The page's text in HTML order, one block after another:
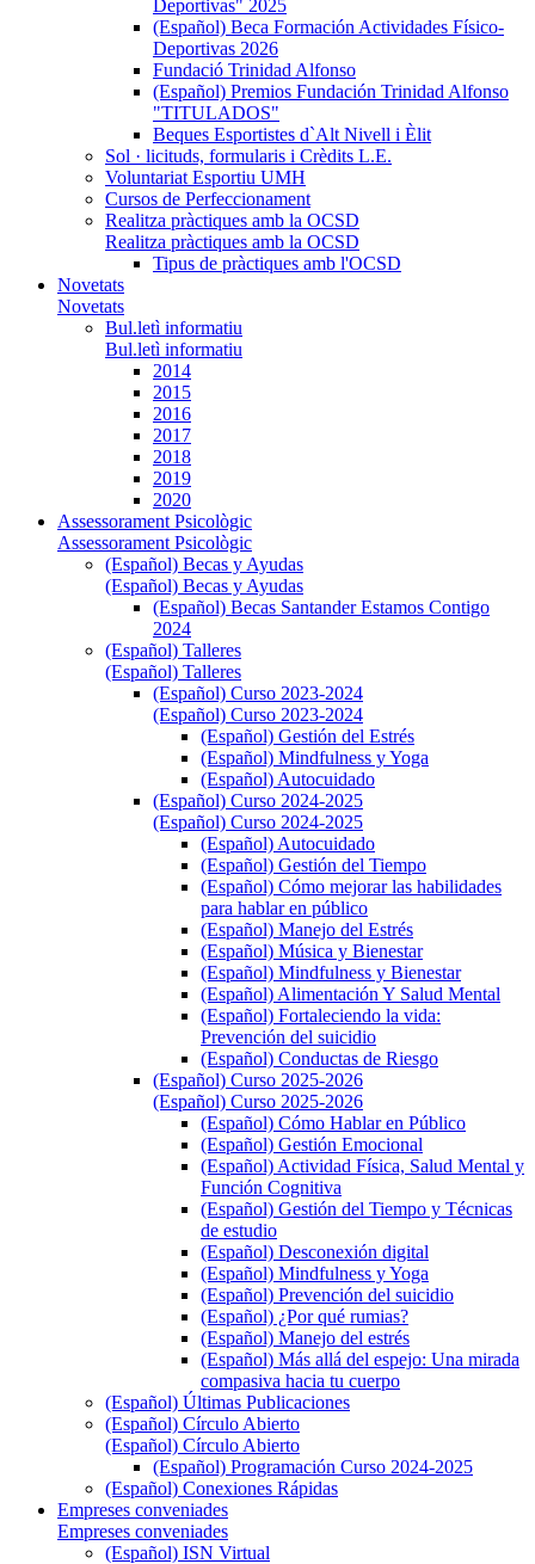
Deportivas" 2025
(Español) Beca Formación Actividades Físico-
Deportivas 2026
Fundació Trinidad Alfonso
(Español) Premios Fundación Trinidad Alfonso
"TITULADOS"
Beques Esportistes d`Alt Nivell i Èlit
Sol · licituds, formularis i Crèdits L.E.
Voluntariat Esportiu UMH
Cursos de Perfeccionament
Realitza pràctiques amb la OCSD
Realitza pràctiques amb la OCSD
Tipus de pràctiques amb l'OCSD
Novetats
Novetats
Bul.letì informatiu
Bul.letì informatiu
2014
2015
2016
2017
2018
2019
2020
Assessorament Psicològic
Assessorament Psicològic
(Español) Becas y Ayudas
(Español) Becas y Ayudas
(Español) Becas Santander Estamos Contigo
2024
(Español) Talleres
(Español) Talleres
(Español) Curso 2023-2024
(Español) Curso 2023-2024
(Español) Gestión del Estrés
(Español) Mindfulness y Yoga
(Español) Autocuidado
(Español) Curso 2024-2025
(Español) Curso 2024-2025
(Español) Autocuidado
(Español) Gestión del Tiempo
(Español) Cómo mejorar las habilidades
para hablar en público
(Español) Manejo del Estrés
(Español) Música y Bienestar
(Español) Mindfulness y Bienestar
(Español) Alimentación Y Salud Mental
(Español) Fortaleciendo la vida:
Prevención del suicidio
(Español) Conductas de Riesgo
(Español) Curso 2025-2026
(Español) Curso 2025-2026
(Español) Cómo Hablar en Público
(Español) Gestión Emocional
(Español) Actividad Física, Salud Mental y
Función Cognitiva
(Español) Gestión del Tiempo y Técnicas
de estudio
(Español) Desconexión digital
(Español) Mindfulness y Yoga
(Español) Prevención del suicidio
(Español) ¿Por qué rumias?
(Español) Manejo del estrés
(Español) Más allá del espejo: Una mirada
compasiva hacia tu cuerpo
(Español) Últimas Publicaciones
(Español) Círculo Abierto
(Español) Círculo Abierto
(Español) Programación Curso 2024-2025
(Español) Conexiones Rápidas
Empreses conveniades
Empreses conveniades
(Español) ISN Virtual